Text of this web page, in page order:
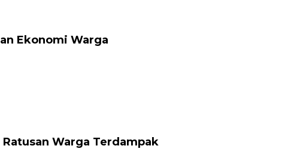
Ekonomi Warga
Warga Terdampak